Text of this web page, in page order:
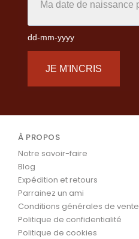
dd-mm-yyyy
JE M'INCRIS
À PROPOS
Notre savoir-faire
Blog
Expédition et retours
Parrainez un ami
Conditions générales de vente
Politique de confidentialité
Politique de cookies